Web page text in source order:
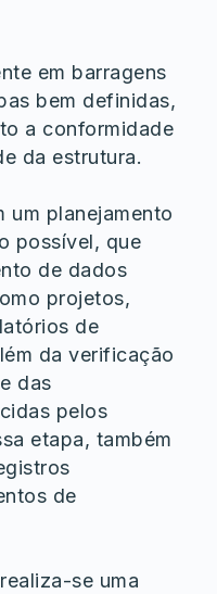
em barragens
bem definidas,
a conformidade
da estrutura.
um planejamento
possível, que
de dados
projetos,
de
da verificação
das
pelos
etapa, também
de
se uma